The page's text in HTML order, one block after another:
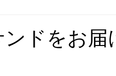
ドをお届